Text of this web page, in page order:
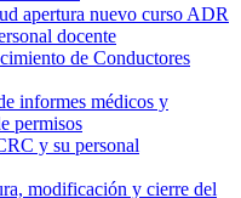
apertura nuevo curso ADR
docente
de Conductores
informes médicos y
permisos
y su personal
modificación y cierre del